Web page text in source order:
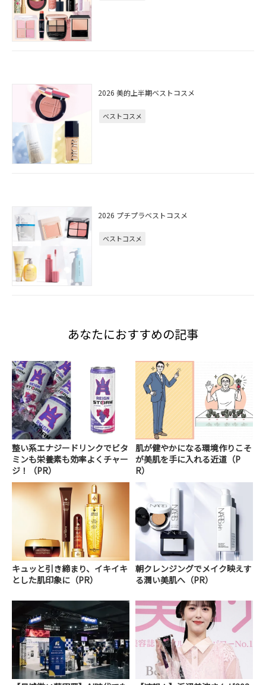
2026 美的上半期ベストコスメ
ベストコスメ
2026 プチプラベストコスメ
ベストコスメ
あなたにおすすめの記事
整い系エナジードリンクでビタ
ミンも栄養素も効率よくチャー
ジ！（PR）
肌が健やかになる環境作りこそ
が美肌を手に入れる近道（P
R）
キュッと引き締まり、イキイキ
とした肌印象に（PR）
朝クレンジングでメイク映えす
る潤い美肌へ（PR）